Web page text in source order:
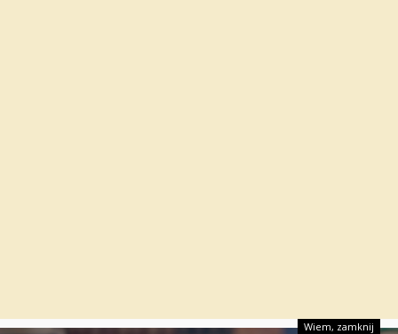
Wiem, zamknij